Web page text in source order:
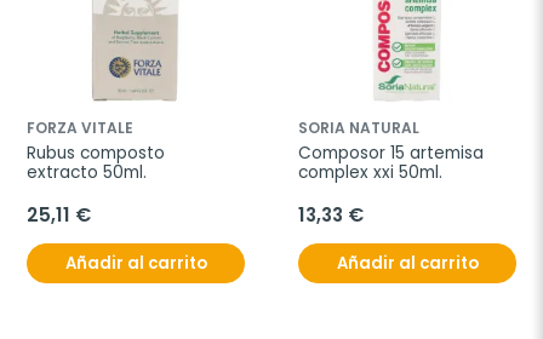
FORZA VITALE
Rubus composto
extracto 50ml.
25,11 €
Añadir al carrito
SORIA NATURAL
Composor 15 artemisa
complex xxi 50ml.
13,33 €
Añadir al carrito